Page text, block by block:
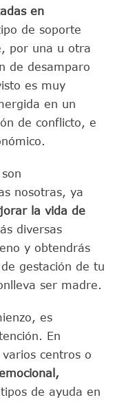
en
de soporte
por una u otra
de desamparo
es muy
en un
de conflicto, e
nosotras, ya
la vida de
diversas
y obtendrás
gestación de tu
ser madre.
es
En
centros o
de ayuda en